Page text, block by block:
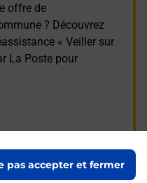
pas accepter et fermer
offre de
? Découvrez
« Veiller sur
La Poste pour